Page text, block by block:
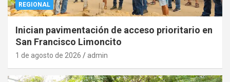
REGIONAL
Inician pavimentación de acceso prioritario en
San Francisco Limoncito
1 de agosto de 2026 admin